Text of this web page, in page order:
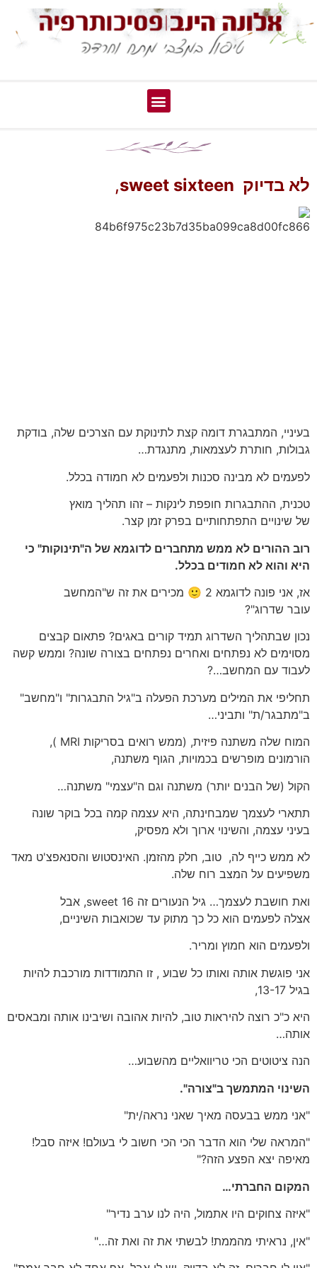
לא בדיוק sweet sixteen ,
בעיניי, המתבגרת דומה קצת לתינוקת עם הצרכים שלה, בודקת
גבולות, חותרת לעצמאות, מתנגדת…
לפעמים לא מבינה סכנות ולפעמים לא חמודה בכלל.
טכנית, ההתבגרות חופפת לינקות – זהו תהליך מואץ
של שינויים התפתחותיים בפרק זמן קצר.
רוב ההורים לא ממש מתחברים לדוגמא של ה"תינוקות" כי
היא והוא לא חמודים בכלל.
אז, אני פונה לדוגמא 2 🙂 מכירים את זה ש"המחשב
עובר שדרוג"?
נכון שבתהליך השדרוג תמיד קורים באגים? פתאום קבצים
מסוימים לא נפתחים ואחרים נפתחים בצורה שונה? וממש קשה
לעבוד עם המחשב…?
תחליפי את המילים מערכת הפעלה ב"גיל התבגרות" ו"מחשב"
ב"מתבגר/ת" ותביני…
המוח שלה משתנה פיזית, (ממש רואים בסריקות MRI ),
הורמונים מופרשים בכמויות, הגוף משתנה,
הקול (של הבנים יותר) משתנה וגם ה"עצמי" משתנה…
תתארי לעצמך שמבחינתה, היא עצמה קמה בכל בוקר שונה
בעיני עצמה, והשינוי ארוך ולא מפסיק,
לא ממש כייף לה, טוב, חלק מהזמן. האינסטוש והסנאפצ'ט מאד
משפיעים על המצב רוח שלה.
ואת חושבת לעצמך… גיל הנעורים זה sweet 16, אבל
אצלה לפעמים הוא כל כך מתוק עד שכואבות השיניים,
ולפעמים הוא חמוץ ומריר.
אני פוגשת אותה ואותו כל שבוע , זו התמודדות מורכבת להיות
בגיל 13-17,
היא כ"כ רוצה להיראות טוב, להיות אהובה ושיבינו אותה ומבאסים
אותה…
הנה ציטוטים הכי טריוואליים מהשבוע…
השינוי המתמשך ב"צורה".
"אני ממש בבעסה מאיך שאני נראה/ית"
"המראה שלי הוא הדבר הכי הכי חשוב לי בעולם! איזה סבל!
מאיפה יצא הפצע הזה?"
המקום החברתי…
"איזה צחוקים היו אתמול, היה לנו ערב נדיר"
"אין, נראיתי מהממת! לבשתי את זה ואת זה…"